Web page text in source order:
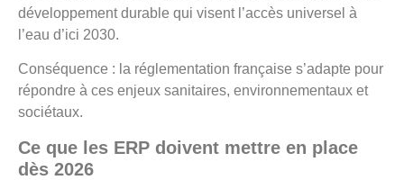
développement durable qui visent l’accès universel à
l’eau d’ici 2030.
Conséquence : la réglementation française s’adapte pour
répondre à ces enjeux sanitaires, environnementaux et
sociétaux.
Ce que les ERP doivent mettre en place
dès 2026